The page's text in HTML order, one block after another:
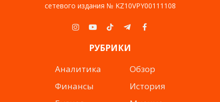
сетевого издания № KZ10VPY00111108
Instagram
YouTubeTikTokTelegramFacebook
РУБРИКИ
Аналитика
Финансы
Обзор
История